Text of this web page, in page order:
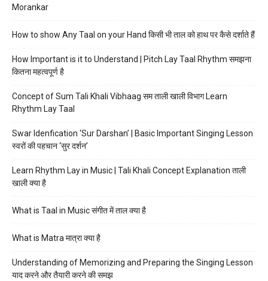
Morankar
How to show Any Taal on your Hand किसी भी ताल को हाथ पर कैसे दर्शाते हैं
How Important is it to Understand | Pitch Lay Taal Rhythm समझना
कितना महत्वपूर्ण है
Concept of Sum Tali Khali Vibhaag सम ताली खाली विभाग Learn
Rhythm Lay Taal
Swar Idenfication ‘Sur Darshan’ | Basic Important Singing Lesson
स्वरों की पहचान ‘सुर दर्शन’
Learn Rhythm Lay in Music | Tali Khali Concept Explanation ताली
खाली क्या है
What is Taal in Music संगीत में ताल क्या है
What is Matra मात्रा क्या है
Understanding of Memorizing and Preparing the Singing Lesson
याद करने और तैयारी करने की समझ